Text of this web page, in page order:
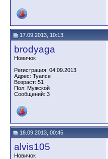
17.09.2013, 10:13
brodyaga
Новичок
Регистрация: 04.09.2013
Адрес: Туапсе
Возраст: 51
Пол: Мужской
Сообщений: 3
18.09.2013, 00:45
alvis105
Новичок